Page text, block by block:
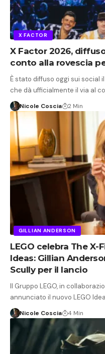
X FACTOR
X Factor 2026,
conto alla rovescia
È stato diffuso oggi sui social
che dà ufficialmente il via al
Nicole Coscia 2 Min
GILLIAN ANDERSON
LEGO celebra The
Ideas: Gillian
Scully per il lancio
Il Gruppo LEGO, in
annunciato il nuovo LEGO
Nicole Coscia 4 Min